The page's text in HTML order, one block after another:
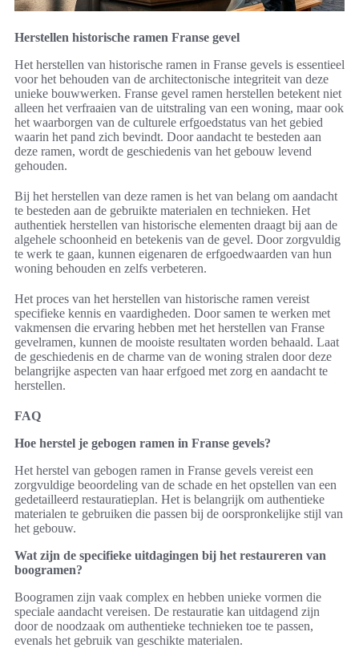
Herstellen historische ramen Franse gevel
Het herstellen van historische ramen in Franse gevels is essentieel
voor het behouden van de architectonische integriteit van deze
unieke bouwwerken. Franse gevel ramen herstellen betekent niet
alleen het verfraaien van de uitstraling van een woning, maar ook
het waarborgen van de culturele erfgoedstatus van het gebied
waarin het pand zich bevindt. Door aandacht te besteden aan
deze ramen, wordt de geschiedenis van het gebouw levend
gehouden.
Bij het herstellen van deze ramen is het van belang om aandacht
te besteden aan de gebruikte materialen en technieken. Het
authentiek herstellen van historische elementen draagt bij aan de
algehele schoonheid en betekenis van de gevel. Door zorgvuldig
te werk te gaan, kunnen eigenaren de erfgoedwaarden van hun
woning behouden en zelfs verbeteren.
Het proces van het herstellen van historische ramen vereist
specifieke kennis en vaardigheden. Door samen te werken met
vakmensen die ervaring hebben met het herstellen van Franse
gevelramen, kunnen de mooiste resultaten worden behaald. Laat
de geschiedenis en de charme van de woning stralen door deze
belangrijke aspecten van haar erfgoed met zorg en aandacht te
herstellen.
FAQ
Hoe herstel je gebogen ramen in Franse gevels?
Het herstel van gebogen ramen in Franse gevels vereist een
zorgvuldige beoordeling van de schade en het opstellen van een
gedetailleerd restauratieplan. Het is belangrijk om authentieke
materialen te gebruiken die passen bij de oorspronkelijke stijl van
het gebouw.
Wat zijn de specifieke uitdagingen bij het restaureren van
boogramen?
Boogramen zijn vaak complex en hebben unieke vormen die
speciale aandacht vereisen. De restauratie kan uitdagend zijn
door de noodzaak om authentieke technieken toe te passen,
evenals het gebruik van geschikte materialen.